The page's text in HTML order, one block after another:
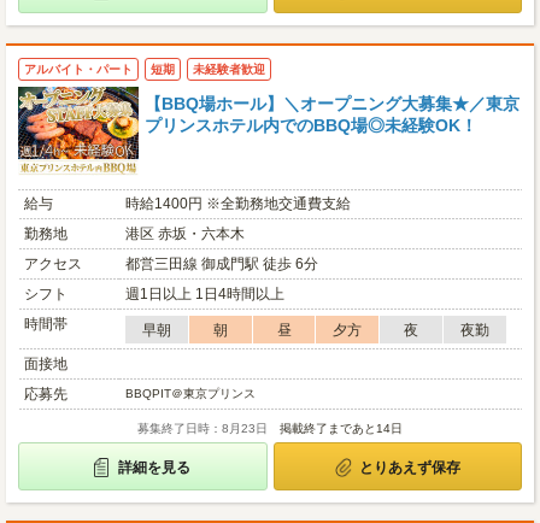
アルバイト・パート 短期 未経験者歓迎
【BBQ場ホール】＼オープニング大募集★／東京
プリンスホテル内でのBBQ場◎未経験OK！
給与
時給1400円 ※全勤務地交通費支給
勤務地
港区 赤坂・六本木
アクセス
都営三田線 御成門駅 徒歩 6分
シフト
週1日以上 1日4時間以上
時間帯
早朝 朝 昼 夕方 夜
夜勤
面接地
応募先
BBQPIT＠東京プリンス
募集終了日時：8月23日 掲載終了まであと14日
詳細を見る とりあえず保存